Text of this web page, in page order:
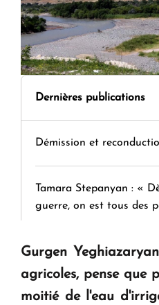
Dernières publications
Démission et
Tamara Stepanyan : «
guerre, on est tous des
" Tant qu'il n'existe pas
question d'un
Gurgen
agricoles, pense que
moitié de l'eau